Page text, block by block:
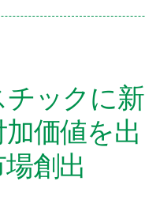
チックに新
価値を出
創出